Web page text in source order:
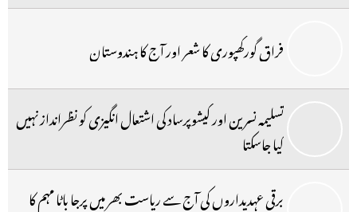
فراق گورکھپوری کا شعر اور آج کا ہندوستان
تسلیمہ نسرین اور کیشوپرساد کی اشتعال انگیزی کو نظرانداز نہیں
کیا جاسکتا
برقی عہدیداروں کی آج سے ریاست بھر میں پرجا باٹا مہم کا